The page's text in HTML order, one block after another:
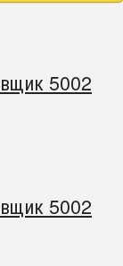
5002
5002